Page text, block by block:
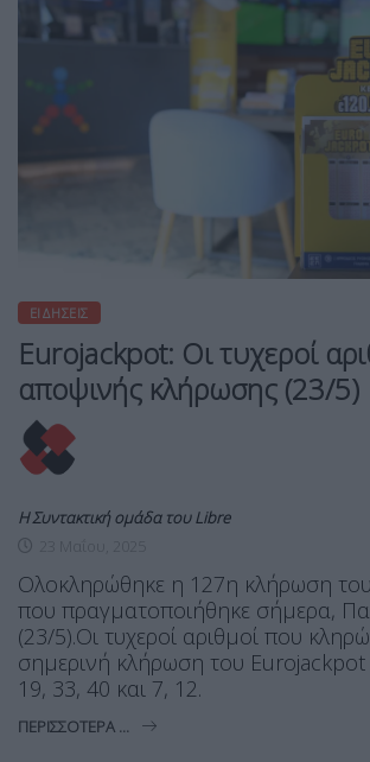
ΕΙΔΉΣΕΙΣ
Eurojackpot: Οι τυχεροί
αποψινής κλήρωσης (23/5)
Η Συντακτική ομάδα του Libre
Ολοκληρώθηκε η 127η κλήρωση
που πραγματοποιήθηκε σήμερα,
(23/5).Oι τυχεροί αριθμοί που
σημερινή κλήρωση του Eurojackpot
19, 33, 40 και 7, 12.
ΠΕΡΙΣΣΌΤΕΡΑ ...